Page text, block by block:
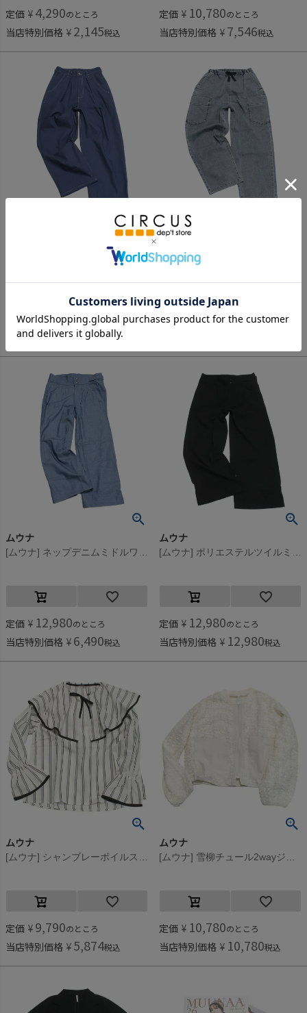
定価 ¥ 4,290のところ
当店特別価格 ¥ 2,145税込
定価 ¥ 10,780のところ
当店特別価格 ¥ 7,546税込
定価 ¥ 9,790のところ
当店特別価格 ¥ 4,895税込
ムウナ
定価 ¥8,690のところ
ムウナ
[ムウナ] ネップデニムミドルワイドパンツ ブルー(7)
定価 ¥ 12,980のところ
当店特別価格 ¥ 6,490税込
ムウナ
[ムウナ] ポリエステルツイルミドルワイドパンツ クロ(4)
定価 ¥ 12,980のところ
当店特別価格 ¥ 12,980税込
ムウナ
[ムウナ] シャンブレーボイルストライプケープ衿ブラウス シロ系(21)
定価 ¥ 9,790のところ
当店特別価格 ¥ 5,874税込
ムウナ
[ムウナ] 雪柳チュール2wayジャケット シロ(1)
定価 ¥ 10,780のところ
当店特別価格 ¥ 10,780税込